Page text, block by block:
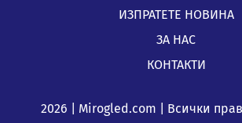
ИЗПРАТЕТЕ НОВИНА
ЗА НАС
КОНТАКТИ
2026 | Mirogled.com | Всички